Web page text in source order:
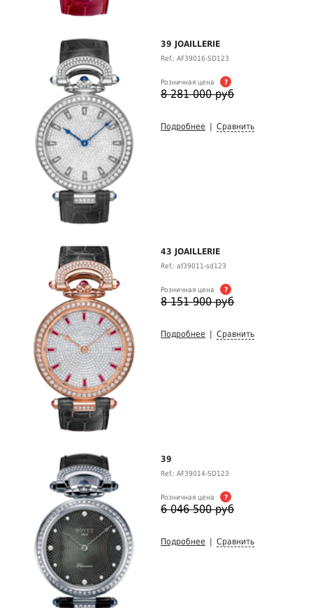
39 JOAILLERIE
Ref.: AF39016-SD123
Розничная цена ?
8 281 000 руб
Подробнее Сравнить
43 JOAILLERIE
Ref.: af39011-sd123
Розничная цена ?
8 151 900 руб
Подробнее Сравнить
39
Ref.: AF39014-SD123
Розничная цена ?
6 046 500 руб
Подробнее Сравнить